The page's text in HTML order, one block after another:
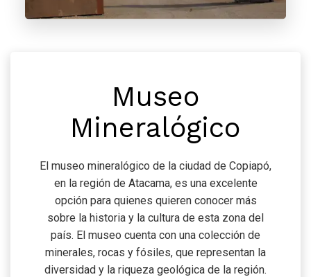
Museo
Mineralógico
El museo mineralógico de la ciudad de Copiapó,
en la región de Atacama, es una excelente
opción para quienes quieren conocer más
sobre la historia y la cultura de esta zona del
país. El museo cuenta con una colección de
minerales, rocas y fósiles, que representan la
diversidad y la riqueza geológica de la región.